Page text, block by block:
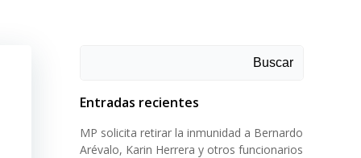
Buscar
Entradas recientes
MP solicita retirar la inmunidad a Bernardo
Arévalo, Karin Herrera y otros funcionarios